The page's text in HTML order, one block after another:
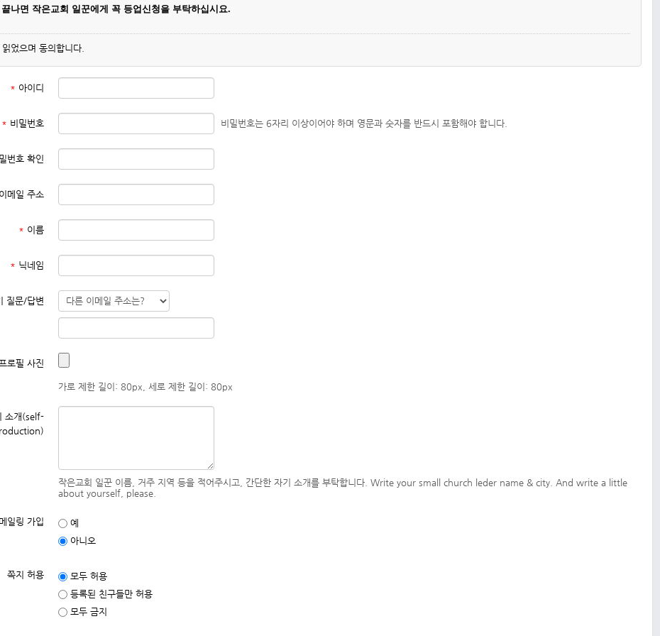
나면 작은교회 일꾼에게 꼭 등업신청을 부탁하십시요.
었으며 동의합니다.
* 아이디
* 비밀번호 비밀번호는 6자리 이상이어야 하며 영문과 숫자를 반드시 포함해야 합니다.
번호 확인
이메일 주소
* 이름
* 닉네임
질문/답변
프로필 사진
가로 제한 길이: 80px, 세로 제한 길이: 80px
소개(self-
작은교회 일꾼 이름, 거주 지역 등을 적어주시고, 간단한 자기 소개를 부탁합니다. Write your small church leder name & city. And write a little
about yourself, please.
메일링 가입
예
아니오
쪽지 허용
모두 허용
등록된 친구들만 허용
모두 금지